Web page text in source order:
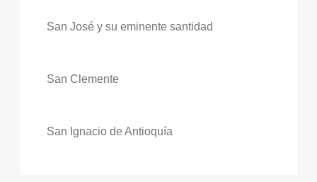
San José y su eminente santidad
San Clemente
San Ignacio de Antioquía